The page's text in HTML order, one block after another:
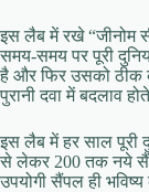
इस लैब में रखे “जीनोम
समय-समय पर पूरी
है और फिर उसको ठीक
पुरानी दवा में बदलाव
इस लैब में हर साल पूरी
से लेकर 200 तक नये
उपयोगी सैंपल ही